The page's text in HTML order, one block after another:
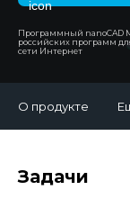
Программный nanoCAD
российских программ
сети Интернет
О продукте
Задачи